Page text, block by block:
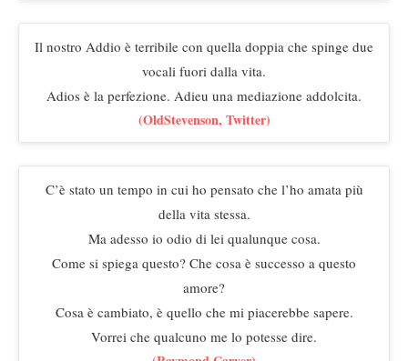
Il nostro Addio è terribile con quella doppia che spinge due
vocali fuori dalla vita.
Adios è la perfezione. Adieu una mediazione addolcita.
(OldStevenson, Twitter)
C’è stato un tempo in cui ho pensato che l’ho amata più
della vita stessa.
Ma adesso io odio di lei qualunque cosa.
Come si spiega questo? Che cosa è successo a questo
amore?
Cosa è cambiato, è quello che mi piacerebbe sapere.
Vorrei che qualcuno me lo potesse dire.